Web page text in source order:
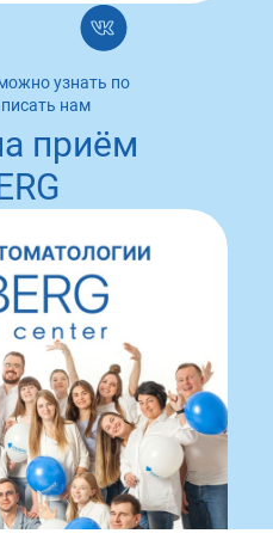
узнать по
нам
приём